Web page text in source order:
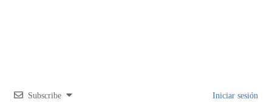
Subscribe Iniciar sesión